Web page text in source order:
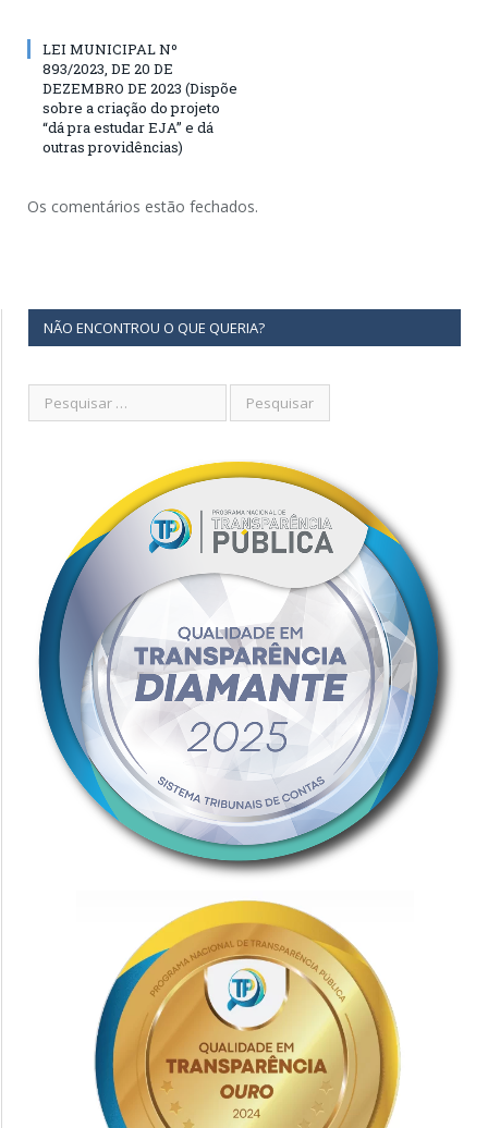
LEI MUNICIPAL Nº
893/2023, DE 20 DE
DEZEMBRO DE 2023 (Dispõe
sobre a criação do projeto
“dá pra estudar EJA” e dá
outras providências)
Os comentários estão fechados.
NÃO ENCONTROU O QUE QUERIA?